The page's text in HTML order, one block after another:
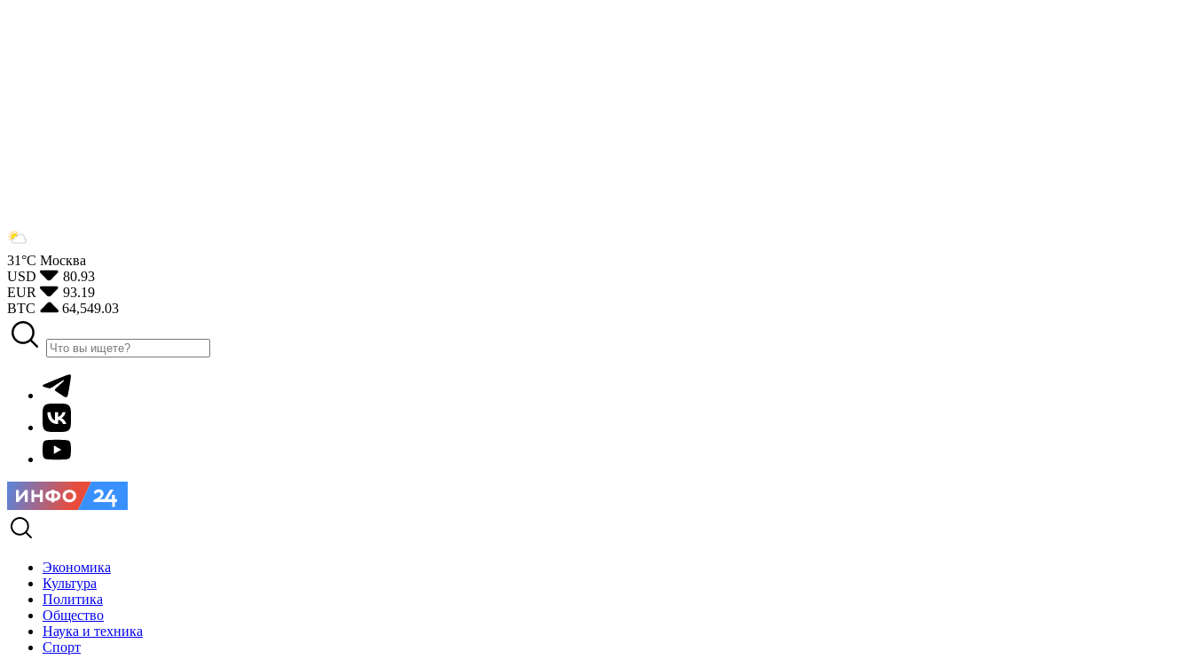
31°С Москва
USD
80.93
EUR
93.19
BTC
64,549.03
Экономика
Культура
Политика
Общество
Наука и техника
Спорт